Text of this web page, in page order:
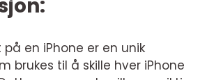
en iPhone er en unik
brukes til å skille hver iPhone